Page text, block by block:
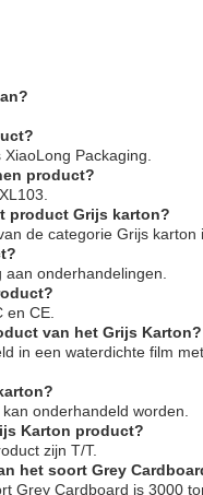
Packaging.
product?
product Grijs karton?
de categorie Grijs karton
onderhandelingen.
CE.
van het Grijs Karton?
in een waterdichte film
onderhandeld worden.
Karton product?
zijn T/T.
het soort Grey
Grey Cardboard is 3000